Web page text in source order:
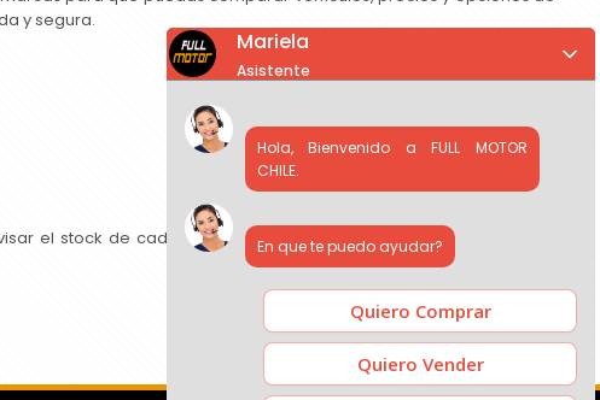
y segura.
el stock de cada concesionario, comparar precios y contactar
Mariela
Asistente
Hola, Bienvenido a FULL MOTOR
CHILE.
En que te puedo ayudar?
Quiero Comprar
Quiero Vender